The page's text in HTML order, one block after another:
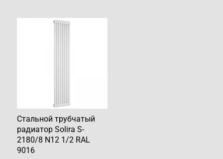
Стальной трубчатый
радиатор Solira S-
2180/8 N12 1/2 RAL
9016